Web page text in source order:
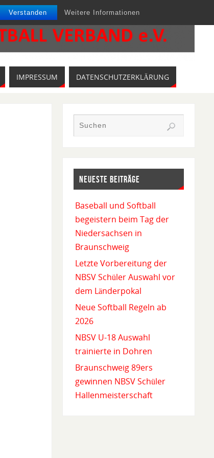
Verstanden Weitere Informationen
IMPRESSUM DATENSCHUTZERKLÄRUNG
NEUESTE BEITRÄGE
Baseball und Softball
begeistern beim Tag der
Niedersachsen in
Braunschweig
Letzte Vorbereitung der
NBSV Schüler Auswahl vor
dem Länderpokal
Neue Softball Regeln ab
2026
NBSV U-18 Auswahl
trainierte in Dohren
Braunschweig 89ers
gewinnen NBSV Schüler
Hallenmeisterschaft